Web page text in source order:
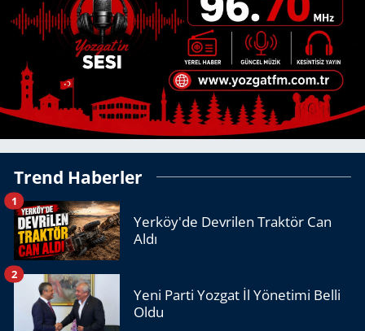
Trend Haberler
Yerköy'de Devrilen Traktör Can
Aldı
1
Yeni Parti Yozgat İl Yönetimi Belli
Oldu
2